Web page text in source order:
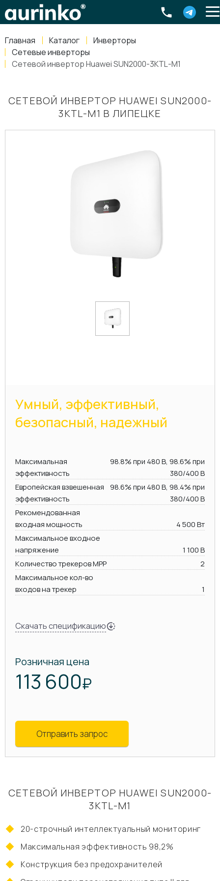
Главная Каталог
Инверторы
Сетевые инверторы
Сетевой инвертор Huawei SUN2000-3KTL-M1
СЕТЕВОЙ ИНВЕРТОР HUAWEI SUN2000-
3KTL-M1 В ЛИПЕЦКЕ
Умный, эффективный,
безопасный, надежный
Максимальная
эффективность
98.8% при 480 В, 98.6% при
380/400 В
Европейская взвешенная
эффективность
98.6% при 480 В, 98.4% при
380/400 В
Рекомендованная
входная мощность
4 500 Вт
Максимальное входное
напряжение
1 100 В
Количество трекеров MPP
2
Максимальное кол-во
входов на трекер
1
Скачать спецификацию
Розничная цена
113 600₽
Отправить запрос
СЕТЕВОЙ ИНВЕРТОР HUAWEI SUN2000-
3KTL-M1
20-строчный интеллектуальный мониторинг
Максимальная эффективность 98,2%
Конструкция без предохранителей
Россия, Свердловская область Екатеринбург ,
8-800-770-79-40